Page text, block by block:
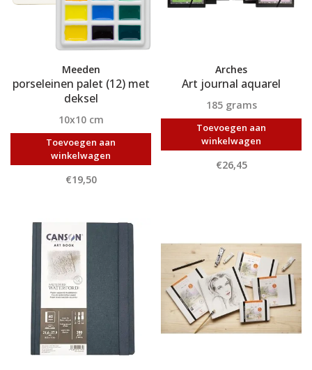
Meeden
porseleinen palet (12) met
deksel
10x10 cm
Toevoegen aan
winkelwagen
€19,50
Arches
Art journal aquarel
185 grams
Toevoegen aan
winkelwagen
€26,45